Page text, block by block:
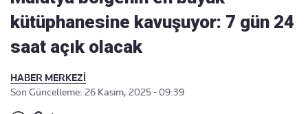
kütüphanesine kavuşuyor: 7 gün 24
saat açık olacak
HABER MERKEZİ
Son Güncelleme: 26 Kasım, 2025 - 09:39